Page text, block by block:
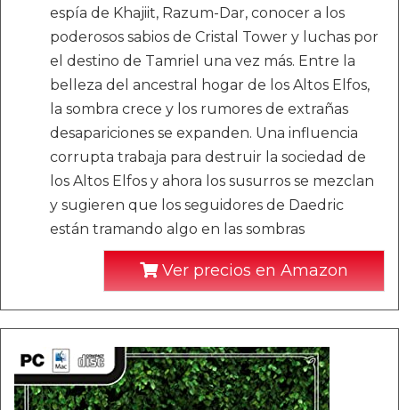
espía de Khajiit, Razum-Dar, conocer a los
poderosos sabios de Cristal Tower y luchas por
el destino de Tamriel una vez más. Entre la
belleza del ancestral hogar de los Altos Elfos,
la sombra crece y los rumores de extrañas
desapariciones se expanden. Una influencia
corrupta trabaja para destruir la sociedad de
los Altos Elfos y ahora los susurros se mezclan
y sugieren que los seguidores de Daedric
están tramando algo en las sombras
Ver precios en Amazon